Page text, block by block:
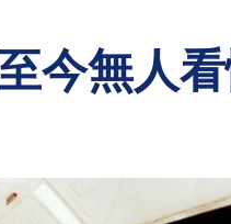
今無人